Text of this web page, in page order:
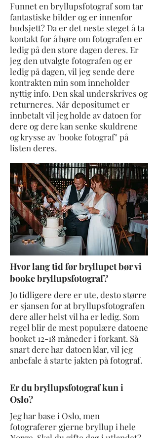
Funnet en bryllupsfotograf som tar
fantastiske bilder og er innenfor
budsjett? Da er det neste steget å ta
kontakt for å høre om fotografen er
ledig på den store dagen deres. Er
jeg den utvalgte fotografen og er
ledig på dagen, vil jeg sende dere
kontrakten min som inneholder
nyttig info. Den skal underskrives og
returneres. Når depositumet er
innbetalt vil jeg holde av datoen for
dere og dere kan senke skuldrene
og krysse av "booke fotograf" på
listen deres.
Hvor lang tid før bryllupet bør vi
booke bryllupsfotograf?
Jo tidligere dere er ute, desto større
er sjansen for at bryllupsfotografen
dere aller helst vil ha er ledig. Som
regel blir de mest populære datoene
booket 12-18 måneder i forkant. Så
snart dere har datoen klar, vil jeg
anbefale å starte jakten på fotograf.
Er du bryllupsfotograf kun i
Oslo?
Jeg har base i Oslo, men
fotograferer gjerne bryllup i hele